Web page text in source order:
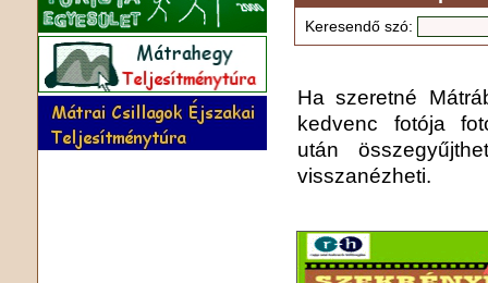
Keresendő szó:
Ha szeretné
kedvenc fotója
után
visszanézheti.